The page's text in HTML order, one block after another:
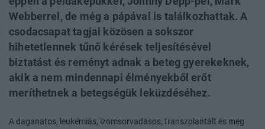
Webberrel, de még a pápával is találkozhattak. A
csodacsapat tagjai közösen a sokszor
hihetetlennek tűnő kérések teljesítésével
biztatást és reményt adnak a beteg gyerekeknek,
akik a nem mindennapi élményekből erőt
meríthetnek a betegségük leküzdéséhez.
A daganatos, leukémiás, izomsorvadásos, transzplantált és még